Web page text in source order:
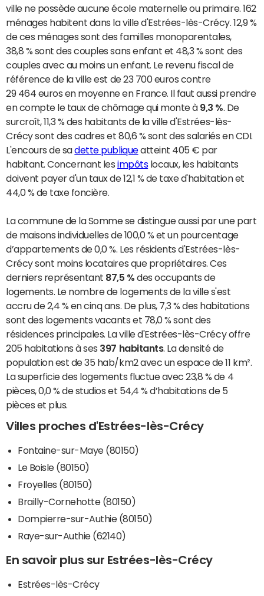
ville ne possède aucune école maternelle ou primaire. 162
ménages habitent dans la ville d'Estrées-lès-Crécy. 12,9 %
de ces ménages sont des familles monoparentales,
38,8 % sont des couples sans enfant et 48,3 % sont des
couples avec au moins un enfant. Le revenu fiscal de
référence de la ville est de 23 700 euros contre
29 464 euros en moyenne en France. Il faut aussi prendre
en compte le taux de chômage qui monte à 9,3 %. De
surcroît, 11,3 % des habitants de la ville d'Estrées-lès-
Crécy sont des cadres et 80,6 % sont des salariés en CDI.
L'encours de sadette publiqueatteint 405 € par
habitant. Concernant lesimpôtslocaux, les habitants
doivent payer d'un taux de 12,1 % de taxe d'habitation et
44,0 % de taxe foncière.
La commune de la Somme se distingue aussi par une part
de maisons individuelles de 100,0 % et un pourcentage
d’appartements de 0,0 %. Les résidents d'Estrées-lès-
Crécy sont moins locataires que propriétaires. Ces
derniers représentant 87,5 % des occupants de
logements. Le nombre de logements de la ville s'est
accru de 2,4 % en cinq ans. De plus, 7,3 % des habitations
sont des logements vacants et 78,0 % sont des
résidences principales. La ville d'Estrées-lès-Crécy offre
205 habitations à ses 397 habitants. La densité de
population est de 35 hab/km2 avec un espace de 11 km².
La superficie des logements fluctue avec 23,8 % de 4
pièces, 0,0 % de studios et 54,4 % d’habitations de 5
pièces et plus.
Villes proches d'Estrées-lès-Crécy
Fontaine-sur-Maye (80150)
Le Boisle (80150)
Froyelles (80150)
Brailly-Cornehotte (80150)
Dompierre-sur-Authie (80150)
Raye-sur-Authie (62140)
En savoir plus sur Estrées-lès-Crécy
Estrées-lès-Crécy